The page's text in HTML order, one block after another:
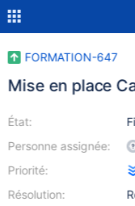
FORMATION-647
Mise en place
État:
Personne assignée:
Priorité:
Résolution: